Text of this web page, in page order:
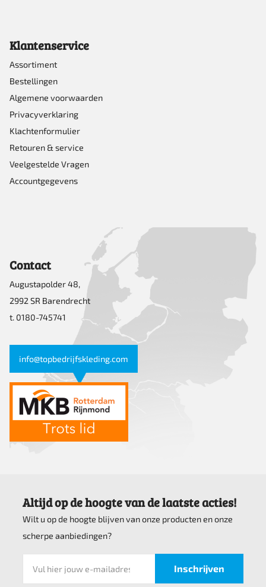
Klantenservice
Assortiment
Bestellingen
Algemene voorwaarden
Privacyverklaring
Klachtenformulier
Retouren & service
Veelgestelde Vragen
Accountgegevens
Contact
Augustapolder 48,
2992 SR Barendrecht
t. 0180-745741
info@topbedrijfskleding.com
Altijd op de hoogte van de laatste acties!
Wilt u op de hoogte blijven van onze producten en onze
scherpe aanbiedingen?